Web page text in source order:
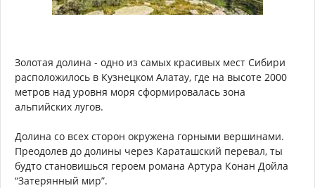
Золотая долина - одно из самых красивых мест Сибири
расположилось в Кузнецком Алатау, где на высоте 2000
метров над уровня моря сформировалась зона
альпийских лугов.
Долина со всех сторон окружена горными вершинами.
Преодолев до долины через Караташский перевал, ты
будто становишься героем романа Артура Конан Дойла
“Затерянный мир”.